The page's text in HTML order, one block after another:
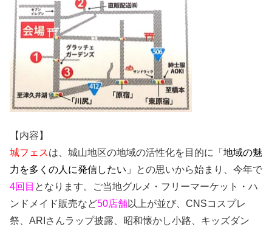
【内容】
城フェスは、城山地区の地域の活性化を目的に「 地域の魅
力を多くの人に発信したい」
との思いから始まり、今年で
4回目 となります。ご当地グルメ・フリーマーケット・ハ
ンドメイド販売など50店舗以上が並び、CNSコスプレ
祭、ARIさんラップ披露、 昭和懐かし小路、 キッズダン